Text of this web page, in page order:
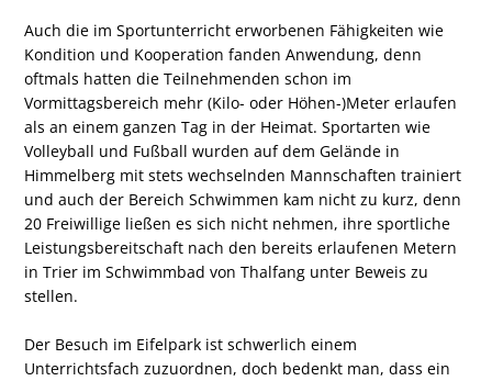
Auch die im Sportunterricht erworbenen Fähigkeiten wie
Kondition und Kooperation fanden Anwendung, denn
oftmals hatten die Teilnehmenden schon im
Vormittagsbereich mehr (Kilo- oder Höhen-)Meter erlaufen
als an einem ganzen Tag in der Heimat. Sportarten wie
Volleyball und Fußball wurden auf dem Gelände in
Himmelberg mit stets wechselnden Mannschaften trainiert
und auch der Bereich Schwimmen kam nicht zu kurz, denn
20 Freiwillige ließen es sich nicht nehmen, ihre sportliche
Leistungsbereitschaft nach den bereits erlaufenen Metern
in Trier im Schwimmbad von Thalfang unter Beweis zu
stellen.
Der Besuch im Eifelpark ist schwerlich einem
Unterrichtsfach zuzuordnen, doch bedenkt man, dass ein